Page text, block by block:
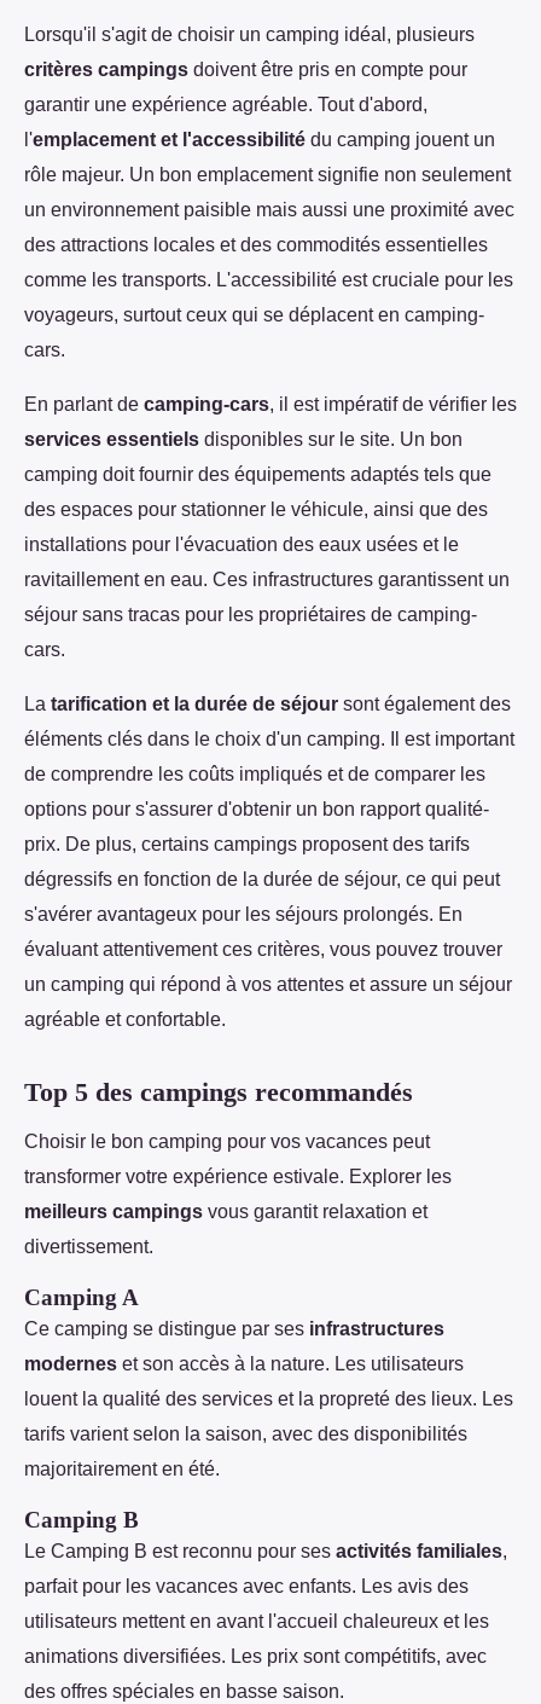
Lorsqu'il s'agit de choisir un camping idéal, plusieurs
critères campings doivent être pris en compte pour
garantir une expérience agréable. Tout d'abord,
l'emplacement et l'accessibilité du camping jouent un
rôle majeur. Un bon emplacement signifie non seulement
un environnement paisible mais aussi une proximité avec
des attractions locales et des commodités essentielles
comme les transports. L'accessibilité est cruciale pour les
voyageurs, surtout ceux qui se déplacent en camping-
cars.
En parlant de camping-cars , il est impératif de vérifier les
services essentiels disponibles sur le site. Un bon
camping doit fournir des équipements adaptés tels que
des espaces pour stationner le véhicule, ainsi que des
installations pour l'évacuation des eaux usées et le
ravitaillement en eau. Ces infrastructures garantissent un
séjour sans tracas pour les propriétaires de camping-
cars.
La tarification et la durée de séjour sont également des
éléments clés dans le choix d'un camping. Il est important
de comprendre les coûts impliqués et de comparer les
options pour s'assurer d'obtenir un bon rapport qualité-
prix. De plus, certains campings proposent des tarifs
dégressifs en fonction de la durée de séjour, ce qui peut
s'avérer avantageux pour les séjours prolongés. En
évaluant attentivement ces critères, vous pouvez trouver
un camping qui répond à vos attentes et assure un séjour
agréable et confortable.
Top 5 des campings recommandés
Choisir le bon camping pour vos vacances peut
transformer votre expérience estivale. Explorer les
meilleurs campings vous garantit relaxation et
divertissement.
Camping A
Ce camping se distingue par ses infrastructures
modernes et son accès à la nature. Les utilisateurs
louent la qualité des services et la propreté des lieux. Les
tarifs varient selon la saison, avec des disponibilités
majoritairement en été.
Camping B
Le Camping B est reconnu pour ses activités familiales,
parfait pour les vacances avec enfants. Les avis des
utilisateurs mettent en avant l'accueil chaleureux et les
animations diversifiées. Les prix sont compétitifs, avec
des offres spéciales en basse saison.